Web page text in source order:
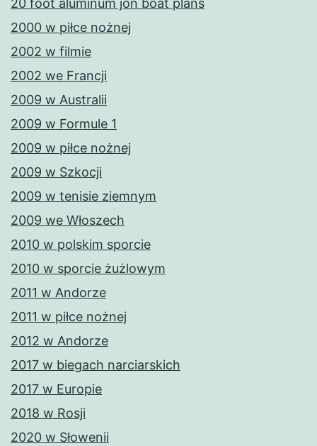
20 foot aluminum jon boat plans
2000 w piłce nożnej
2002 w filmie
2002 we Francji
2009 w Australii
2009 w Formule 1
2009 w piłce nożnej
2009 w Szkocji
2009 w tenisie ziemnym
2009 we Włoszech
2010 w polskim sporcie
2010 w sporcie żużlowym
2011 w Andorze
2011 w piłce nożnej
2012 w Andorze
2017 w biegach narciarskich
2017 w Europie
2018 w Rosji
2020 w Słowenii